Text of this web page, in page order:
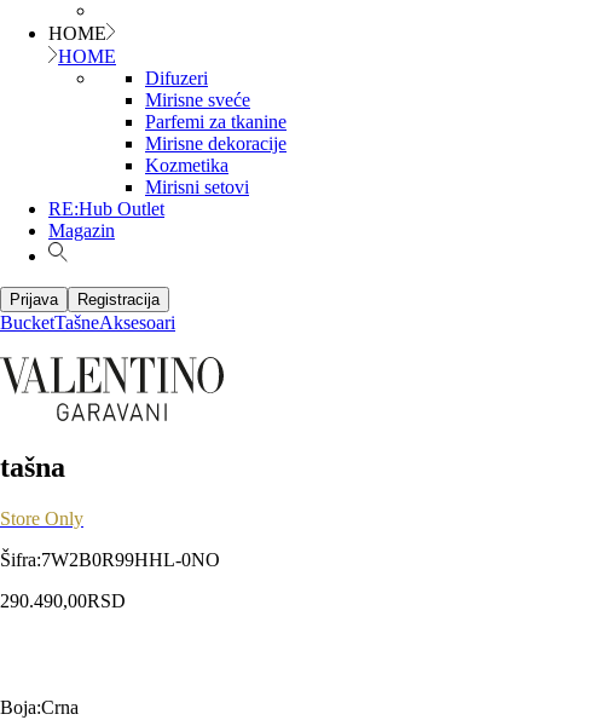
HOME
HOME
Difuzeri
Mirisne sveće
Parfemi za tkanine
Mirisne dekoracije
Kozmetika
Mirisni setovi
RE:Hub Outlet
Magazin
Prijava Registracija
BucketTašneAksesoari
tašna
Store Only
Šifra:7W2B0R99HHL-0NO
290.490,00RSD
Boja:Crna